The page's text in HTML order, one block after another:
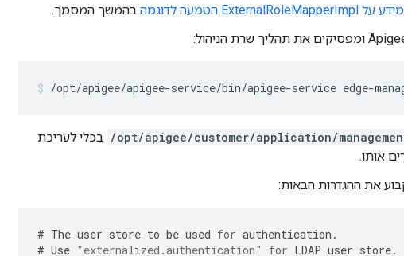
מידע על ExternalRoleMapperImpl הטמעה לדוגמה
בהמשך המסמך.
/opt/apigee/apigee-service/bin/apigee-service edge-
/opt/apigee/customer/application/ בכלי לעריכת
אותו.
את ההגדרות הבאות:
# The user store to be used for authentication .
# Use "externalized.authentication" for LDAP user store.